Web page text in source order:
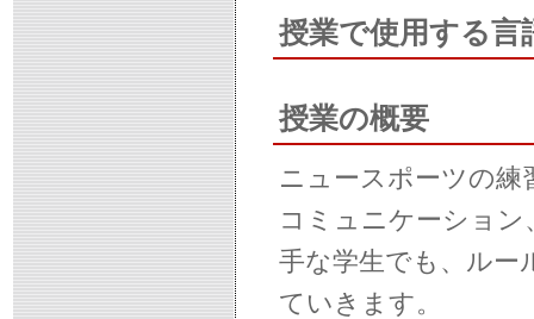
授業で使用する言
授業の概要
ニュースポーツの練
コミュニケーション
手な学生でも、ルー
ていきます。